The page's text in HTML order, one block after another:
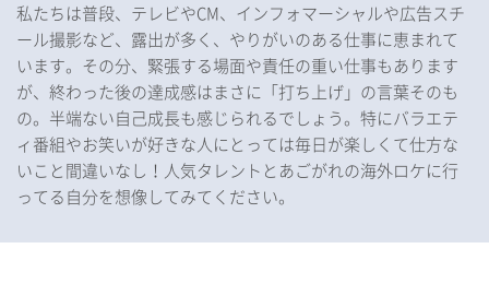
私たちは普段、テレビやCM、インフォマーシャルや広告スチ
ール撮影など、露出が多く、やりがいのある仕事に恵まれて
います。その分、緊張する場面や責任の重い仕事もあります
が、終わった後の達成感はまさに「打ち上げ」の言葉そのも
の。半端ない自己成長も感じられるでしょう。特にバラエテ
ィ番組やお笑いが好きな人にとっては毎日が楽しくて仕方な
いこと間違いなし！人気タレントとあごがれの海外ロケに行
ってる自分を想像してみてください。